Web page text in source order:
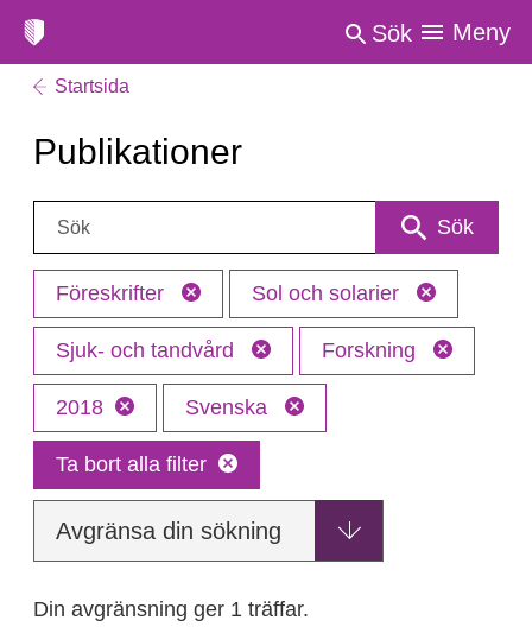
Sök Meny
Startsida
Publikationer
Sök: Sök
Föreskrifter Sol och solarier
Sjuk- och tandvård Forskning
2018 Svenska
Ta bort alla filter
Avgränsa din sökning
Din avgränsning ger 1 träffar.